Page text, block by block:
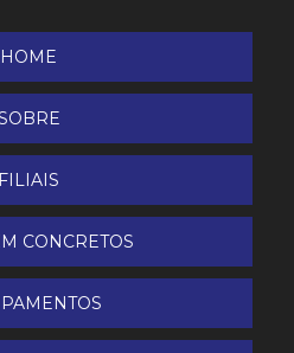
HOME
FILIAIS
CONCRETOS